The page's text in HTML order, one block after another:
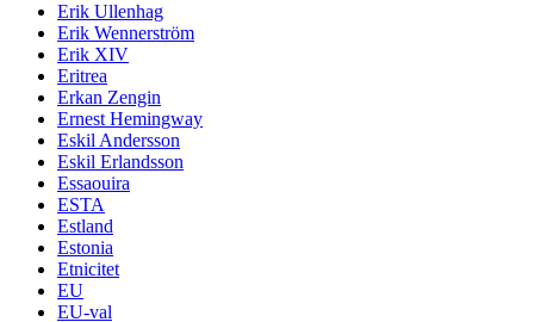
Erik Ullenhag
Erik Wennerström
Erik XIV
Eritrea
Erkan Zengin
Ernest Hemingway
Eskil Andersson
Eskil Erlandsson
Essaouira
ESTA
Estland
Estonia
Etnicitet
EU
EU-val